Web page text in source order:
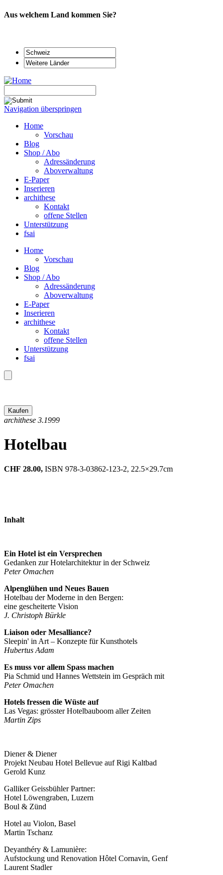
Aus welchem Land kommen Sie?
Navigation überspringen
Home
Vorschau
Blog
Shop / Abo
Adressänderung
Aboverwaltung
E-Paper
Inserieren
archithese
Kontakt
offene Stellen
Unterstützung
fsai
Home
Vorschau
Blog
Shop / Abo
Adressänderung
Aboverwaltung
E-Paper
Inserieren
archithese
Kontakt
offene Stellen
Unterstützung
fsai
archithese 3.1999
Hotelbau
CHF 28.00, ISBN 978-3-03862-123-2, 22.5×29.7cm
Inhalt
Ein Hotel ist ein Versprechen
Gedanken zur Hotelarchitektur in der Schweiz
Peter Omachen
Alpenglühen und Neues Bauen
Hotelbau der Moderne in den Bergen:
eine gescheiterte Vision
J. Christoph Bürkle
Liaison oder Mesalliance?
Sleepin' in Art – Konzepte für Kunsthotels
Hubertus Adam
Es muss vor allem Spass machen
Pia Schmid und Hannes Wettstein im Gespräch mit
Peter Omachen
Hotels fressen die Wüste auf
Las Vegas: grösster Hotelbauboom aller Zeiten
Martin Zips
Diener & Diener
Projekt Neubau Hotel Bellevue auf Rigi Kaltbad
Gerold Kunz
Galliker Geissbühler Partner:
Hotel Löwengraben, Luzern
Boul & Zünd
Hotel au Violon, Basel
Martin Tschanz
Deyanthéry & Lamunière:
Aufstockung und Renovation Hôtel Cornavin, Genf
Laurent Stadler